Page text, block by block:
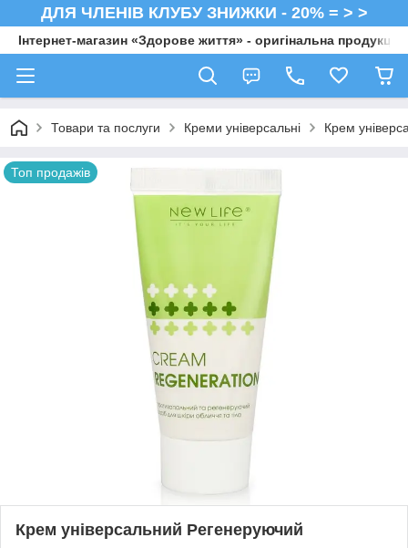
ДЛЯ ЧЛЕНІВ КЛУБУ ЗНИЖКИ - 20% = > >
Інтернет-магазин «Здорове життя» - оригінальна продукція
Товари та послуги Креми універсальні Крем
Топ продажів
Крем універсальний Регенеруючий